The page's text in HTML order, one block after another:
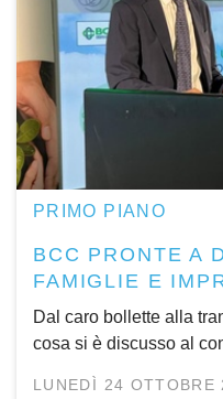
PRIMO PIANO
BCC PRONTE A
FAMIGLIE E
Dal caro bollette alla
cosa si è discusso al
LUNEDÌ 24 OTTOBRE